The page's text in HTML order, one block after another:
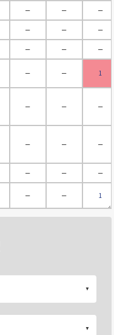
－ －
－
－ －
－
－ －
－
－ － 1
－ － －
－ － －
－ － －
－ － 1